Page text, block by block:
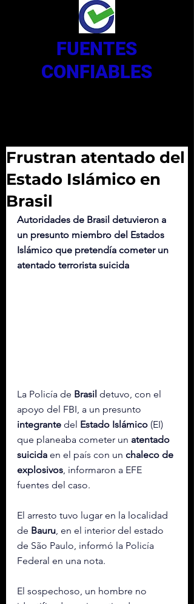
FUENTES
CONFIABLES
Frustran atentado del
Estado Islámico en
Brasil
Autoridades de Brasil detuvieron a
un presunto miembro del Estados
Islámico que pretendía cometer un
atentado terrorista suicida
La Policía de Brasil detuvo, con el
apoyo del FBI, a un presunto
integrante del Estado Islámico (EI)
que planeaba cometer un atentado
suicida en el país con un chaleco de
explosivos , informaron a EFE
fuentes del caso.
El arresto tuvo lugar en la localidad
de Bauru , en el interior del estado
de São Paulo, informó la Policía
Federal en una nota.
El sospechoso, un hombre no